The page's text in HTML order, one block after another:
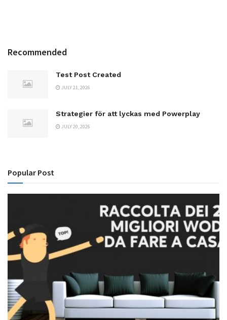
Recommended
Test Post Created
JULY 21, 2026
Strategier för att lyckas med Powerplay
JULY 20, 2026
Popular Post